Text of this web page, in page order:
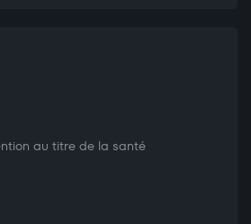
au titre de la santé